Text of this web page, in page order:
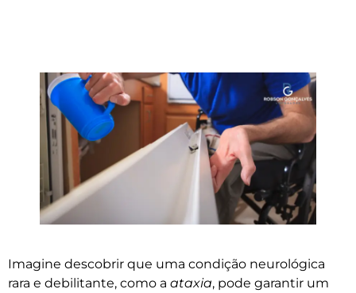
Imagine descobrir que uma condição neurológica
rara e debilitante, como a ataxia, pode garantir um